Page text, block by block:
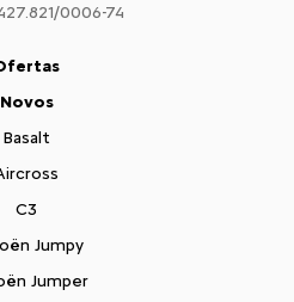
0006-74
Novos
Basalt
C3
Jumpy
Jumper